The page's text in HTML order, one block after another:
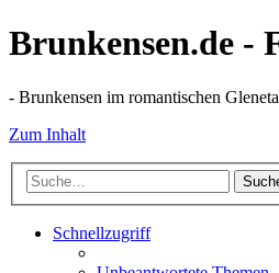
Brunkensen.de -
- Brunkensen im romantischen
Zum Inhalt
Schnellzugriff